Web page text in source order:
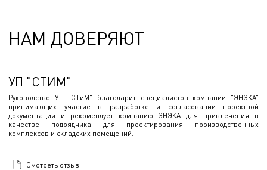
НАМ ДОВЕРЯЮТ
УП "СТИМ"
Руководство УП "СТиМ" благодарит специалистов компании "ЭНЭКА"
принимающих участие в разработке и согласовании проектной
документации и рекомендует компанию ЭНЭКА для привлечения в
качестве подрядчика для проектирования производственных
комплексов и складских помещений.
Смотреть отзыв